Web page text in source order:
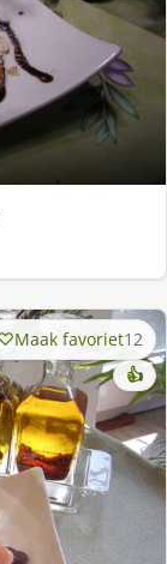
Maak favoriet12
👍